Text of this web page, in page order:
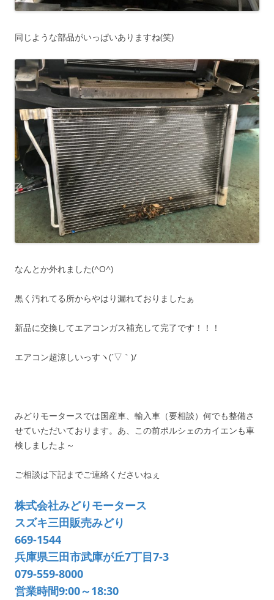
同じような部品がいっぱいありますね(笑)
なんとか外れました(^O^)
黒く汚れてる所からやはり漏れておりましたぁ
新品に交換してエアコンガス補充して完了です！！！
エアコン超涼しいっすヽ(´▽｀)/
みどりモータースでは国産車、輸入車（要相談）何でも整備さ
せていただいております。あ、この前ポルシェのカイエンも車
検しましたよ～
ご相談は下記までご連絡くださいねぇ
株式会社みどりモータース
スズキ三田販売みどり
669-1544
兵庫県三田市武庫が丘7丁目7-3
079-559-8000
営業時間9:00～18:30